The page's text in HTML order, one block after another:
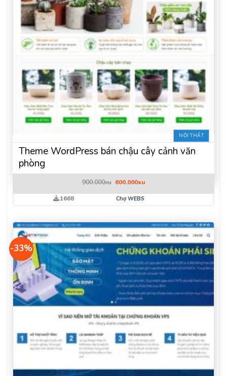
NỘI THẤT
Theme WordPress bán chậu cây cảnh văn
phòng
900.000xu Giá
là:
900.000xu.
600.000xuGiá
tại
1668 Chợ WEBS
-33%